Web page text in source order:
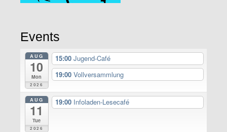
Events
AUG
10
Mon
2026
15:00 Jugend-Café
19:00 Vollversammlung
AUG
11
Tue
2026
19:00 Infoladen-Lesecafé